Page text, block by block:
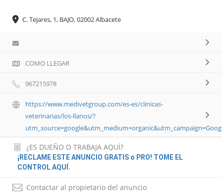
C. Tejares, 1, BAJO, 02002 Albacete
COMO LLEGAR
967215978
https://www.medivetgroup.com/es-es/clinicas-
veterinarias/los-llanos/?
¿ES DUEÑO O TRABAJA AQUÍ?
¡RECLAME ESTE ANUNCIO GRATIS o PRO! TOME EL
CONTROL AQUÍ.
Contactar al propietario del anuncio